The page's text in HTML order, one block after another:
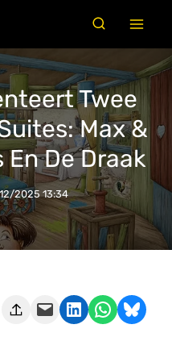
Twee
Max &
De Draak
2025 13:34
Deze pagina e-mailen Delen op LinkedIn Delen via WhatsApp Share on Bluesky